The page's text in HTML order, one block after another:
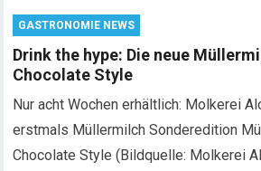
GASTRONOMIE NEWS
Drink the hype: Die neue
Chocolate Style
Nur acht Wochen erhältlich: Molkerei
erstmals Müllermilch Sonderedition
Chocolate Style (Bildquelle: Molkerei